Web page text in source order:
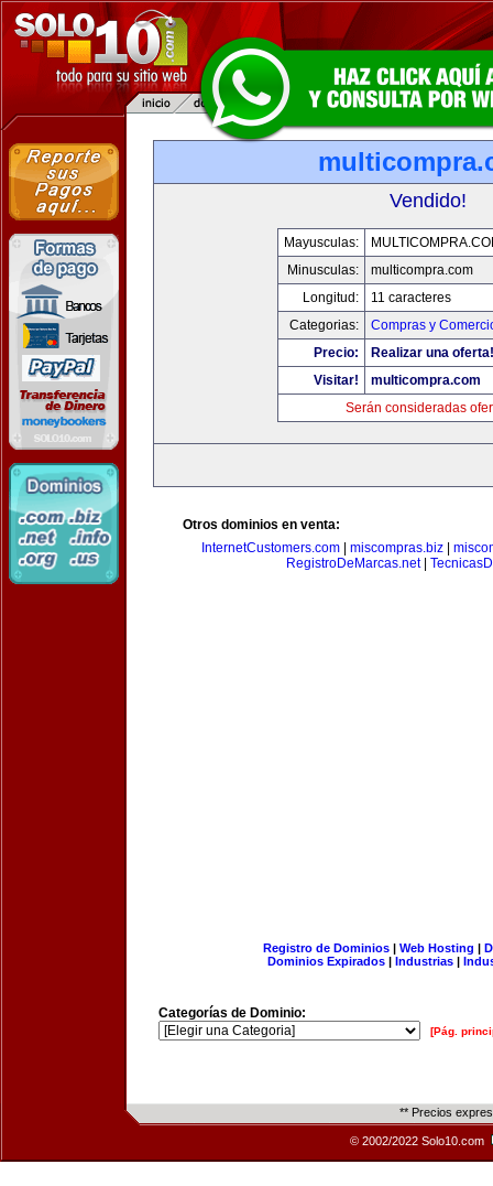
Vendido!
Mayusculas:
Minusculas:
multicompra.com
Longitud:
11 caracteres
Categorias:
Compras y
Precio:
Realizar una oferta!
Visitar!
multicompra.com
Serán consideradas
Otros dominios en venta:
InternetCustomers.com| miscompras.biz|
RegistroDeMarcas.net|
Registro de Dominios| Web Hosting |
Dominios Expirados | Industrias |
Categorías de Dominio:
[Pág.
** Precios
© 2002/2022 Solo10.com